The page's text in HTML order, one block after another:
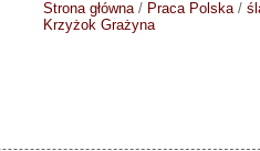
Strona główna/ Praca Polska/
Krzyżok Grażyna